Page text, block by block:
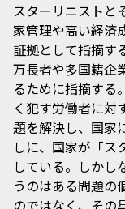
スターリニストと
家管理や高い経済
証拠として指摘す
万長者や多国籍企
るために指摘する
く犯す労働者に対
題を解決し、国家
しに、国家が「ス
している。しかし
うのはある問題の